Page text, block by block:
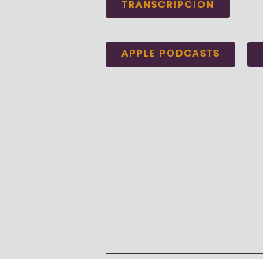
TRANSCRIPCIÓN
APPLE PODCASTS